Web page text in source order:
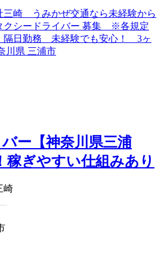
ー【神奈川県三浦
稼ぎやすい仕組みあり
崎